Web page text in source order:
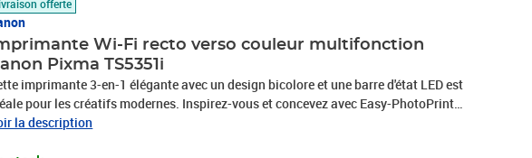
offerte
Wi-Fi recto verso couleur multifonction
Pixma TS5351i
imprimante 3-en-1 élégante avec un design bicolore et une barre d'état LED est
pour les créatifs modernes. Inspirez-vous et concevez avec Easy-PhotoPrint
ou faites des créations en papier à Creative Park. Donnez vie à vos idées -
la description